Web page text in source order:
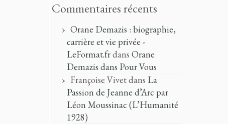
Commentaires récents
Orane Demazis : biographie,
carrière et vie privée -
LeFormat.frdans Orane
Demazis dans Pour Vous
Françoise Vivetdans La
Passion de Jeanne d’Arc par
Léon Moussinac (L’Humanité
1928)